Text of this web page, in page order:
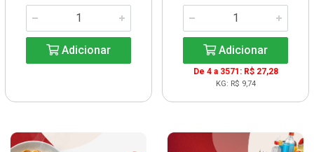
Adicionar Adicionar
De 4 a 3571: R$ 27,28
KG: R$ 9,74